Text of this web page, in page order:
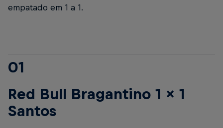
empatado em 1 a 1.
01
Red Bull Bragantino 1 x 1
Santos